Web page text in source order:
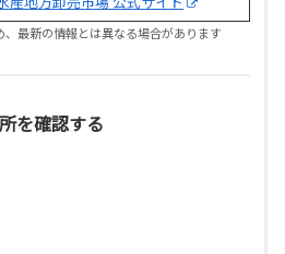
最新の情報とは異なる場合があります
を確認する